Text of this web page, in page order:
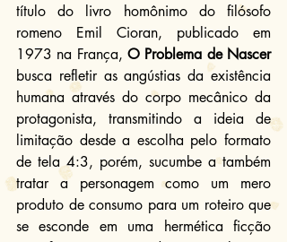
título do livro homônimo do filósofo
romeno Emil Cioran, publicado em
1973 na França, O Problema de Nascer
busca refletir as angústias da existência
humana através do corpo mecânico da
protagonista, transmitindo a ideia de
limitação desde a escolha pelo formato
de tela 4:3, porém, sucumbe a também
tratar a personagem como um mero
produto de consumo para um roteiro que
se esconde em uma hermética ficção